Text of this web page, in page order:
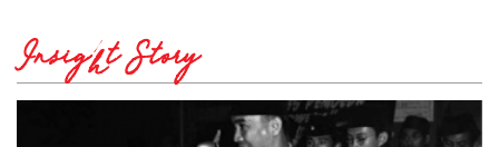
Insight Story